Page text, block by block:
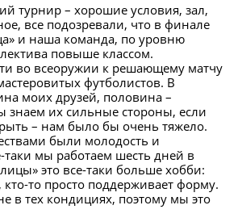
турнир – хорошие условия, зал,
все подозревали, что в финале
и наша команда, по уровню
повыше классом.
во всеоружии к решающему матчу
футболистов. В
моих друзей, половина –
знаем их сильные стороны, если
– нам было бы очень тяжело.
были молодость и
таки мы работаем шесть дней в
это все-таки больше хобби:
кто-то просто поддерживает форму.
в тех кондициях, поэтому мы это